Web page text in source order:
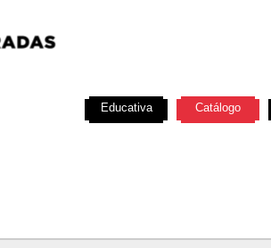
Educativa Catálogo